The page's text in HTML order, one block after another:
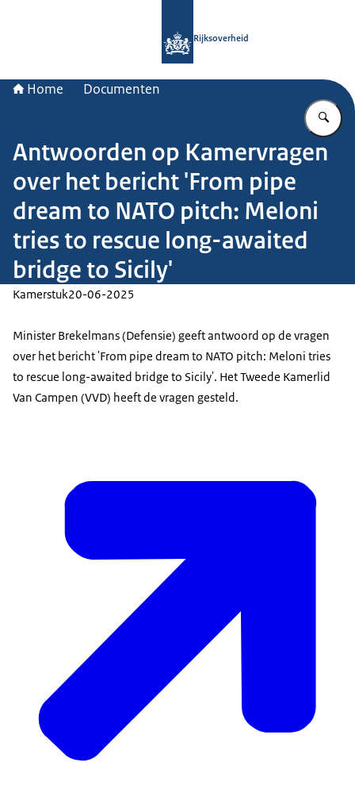
Rijksoverheid
Home Documenten
Antwoorden op Kamervragen
over het bericht 'From pipe
dream to NATO pitch: Meloni
tries to rescue long-awaited
bridge to Sicily'
Kamerstuk20-06-2025
Minister Brekelmans (Defensie) geeft antwoord op de vragen
over het bericht 'From pipe dream to NATO pitch: Meloni tries
to rescue long-awaited bridge to Sicily'. Het Tweede Kamerlid
Van Campen (VVD) heeft de vragen gesteld.